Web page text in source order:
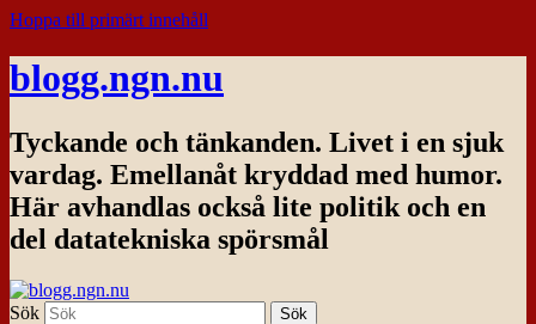
Hoppa till primärt innehåll
blogg.ngn.nu
Tyckande och tänkanden. Livet i en sjuk
vardag. Emellanåt kryddad med humor.
Här avhandlas också lite politik och en
del datatekniska spörsmål
Sök